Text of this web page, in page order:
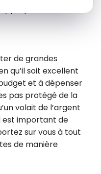
de grandes
qu’il soit excellent
et à dépenser
pas protégé de la
volait de l’argent
est important de
sur vous à tout
de manière